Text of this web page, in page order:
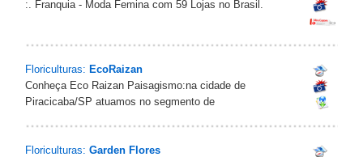
:. Franquia - Moda Femina com 59 Lojas no Brasil.
Floriculturas: EcoRaizan
Conheça Eco Raizan Paisagismo:na cidade de
Piracicaba/SP atuamos no segmento de
Floriculturas: Garden Flores